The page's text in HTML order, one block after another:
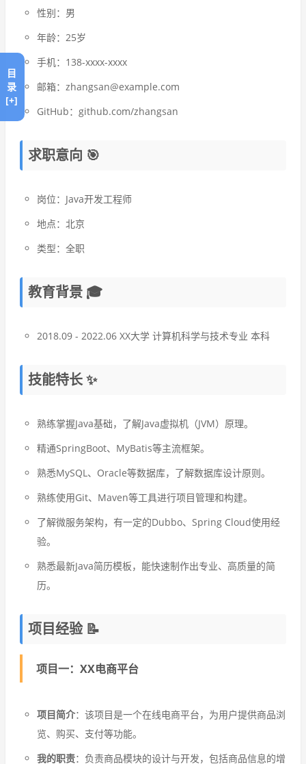
性别：男
年龄：25岁
手机：138-xxxx-xxxx
邮箱：zhangsan@example.com
GitHub：github.com/zhangsan
求职意向 🎯
岗位：Java开发工程师
地点：北京
类型：全职
教育背景 🎓
2018.09 - 2022.06 XX大学 计算机科学与技术专业 本科
技能特长 ✨
熟练掌握Java基础，了解Java虚拟机（JVM）原理。
精通SpringBoot、MyBatis等主流框架。
熟悉MySQL、Oracle等数据库，了解数据库设计原则。
熟练使用Git、Maven等工具进行项目管理和构建。
了解微服务架构，有一定的Dubbo、Spring Cloud使用经
验。
熟悉最新Java简历模板，能快速制作出专业、高质量的简
历。
项目经验 📝
项目一：XX电商平台
项目简介：该项目是一个在线电商平台，为用户提供商品浏
览、购买、支付等功能。
我的职责：负责商品模块的设计与开发，包括商品信息的增
目
录
[+]